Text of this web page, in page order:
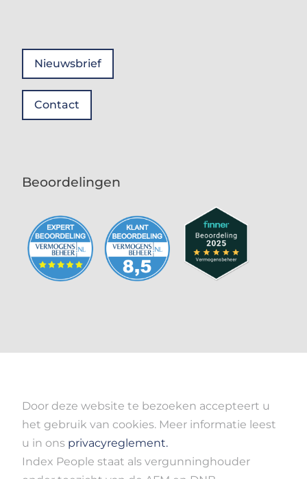
Nieuwsbrief
Contact
Beoordelingen
Door deze website te bezoeken accepteert u
het gebruik van cookies. Meer informatie leest
u in ons privacyreglement.
Index People staat als vergunninghouder